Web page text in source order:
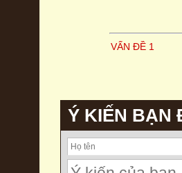
VẤN ĐỀ 1
Ý KIẾN BẠN